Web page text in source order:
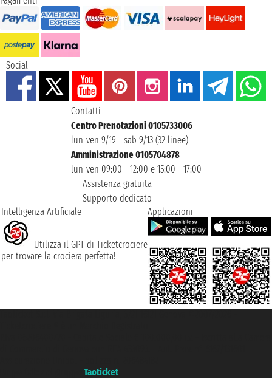
Social
Contatti
Centro Prenotazioni 0105733006
lun-ven 9/19 - sab 9/13 (32 linee)
Amministrazione 0105704878
lun-ven 09:00 - 12:00 e 15:00 - 17:00
Assistenza gratuita
Supporto dedicato
Intelligenza Artificiale
Utilizza il GPT di Ticketcrociere
per trovare la crociera perfetta!
Applicazioni
Taoticket